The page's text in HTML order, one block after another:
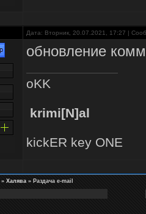
Дата: Вторник, 20.07.2021, 17:27 |
обновление
oKK
krimi[N]al
kickER key ONE
» Халява » Раздача e-mail